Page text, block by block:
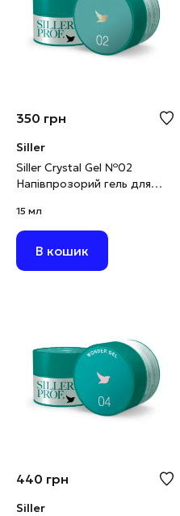
350 грн
Siller
Siller Crystal Gel №02
Напівпрозорий гель для
блискітками, 15 мл
15 мл
В кошик
440 грн
Siller